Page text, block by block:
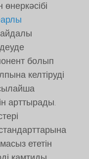
болып
келтіруді
арттырады.
ететін